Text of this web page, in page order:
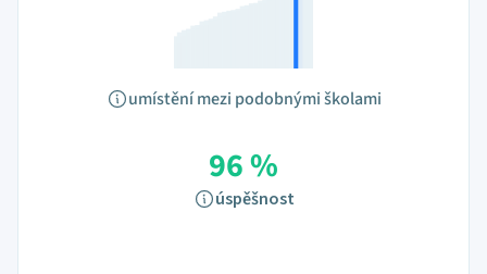
umístění mezi podobnými školami
96 %
úspěšnost